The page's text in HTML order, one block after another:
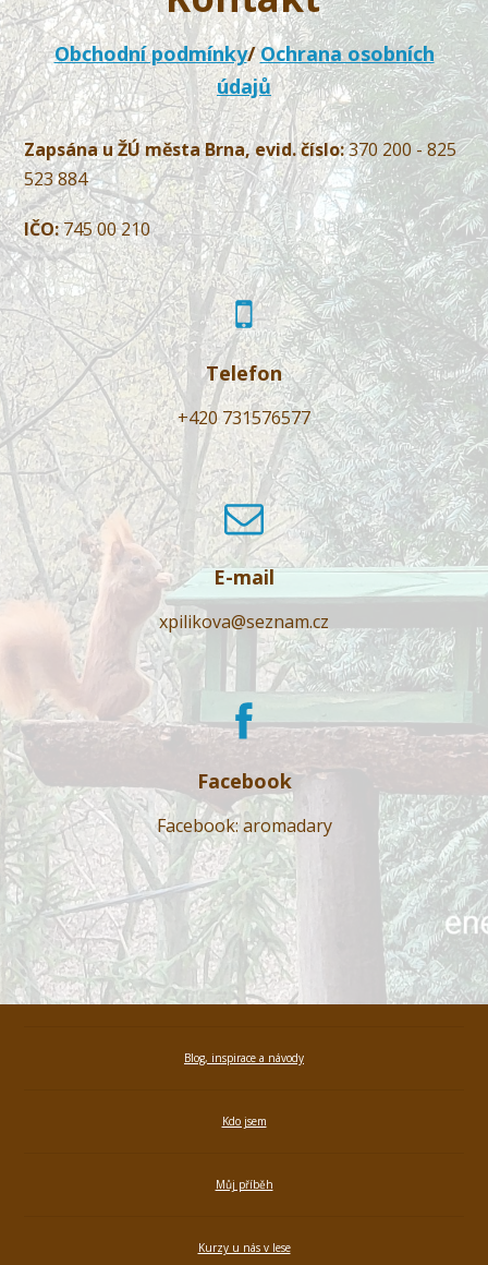
Obchodní podmínky/Ochrana osobních
údajů
Zapsána u ŽÚ města Brna, evid. číslo:370 200 - 825
523 884
IČO:745 00 210
Telefon
+420 731576577
E-mail
xpilikova@seznam.cz
Facebook
Facebook: aromadary
Blog, inspirace a návody
Kdo jsem
Můj příběh
Kurzy u nás v lese